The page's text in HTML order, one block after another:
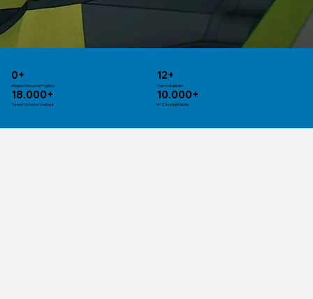
0+
Abgeschlossene Projekte
12+
Teammitglieder
18.000+
Tonnen Schotter Verbaut
10.000+
M^2 Asphaltfläche